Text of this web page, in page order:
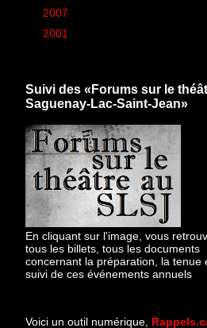
2007
2001
Suivi des «Forums sur le
Saguenay-Lac-Saint-Jean»
En cliquant sur l'image, vous
tous les billets, tous les documents
concernant la préparation, la tenue
suivi de ces événements annuels
Voici un outil numérique,